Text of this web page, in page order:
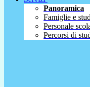
Panoramica
Famiglie e
Personale
Percorsi di